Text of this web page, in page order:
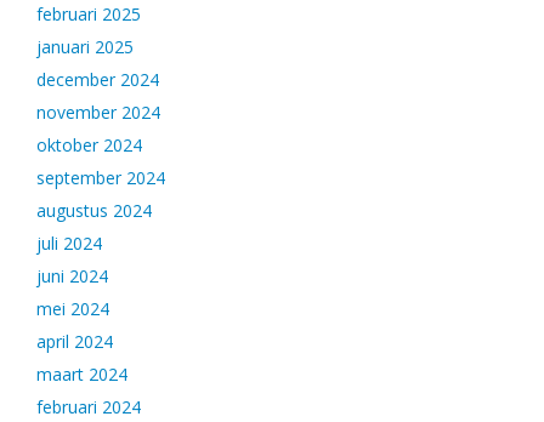
februari 2025
januari 2025
december 2024
november 2024
oktober 2024
september 2024
augustus 2024
juli 2024
juni 2024
mei 2024
april 2024
maart 2024
februari 2024